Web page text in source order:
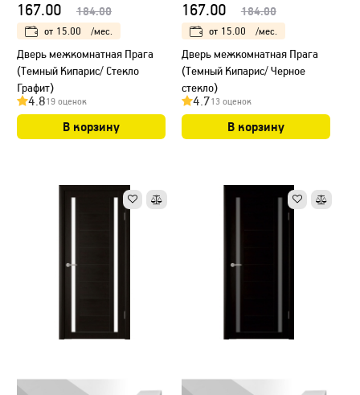
167.00 184.00
от 15.00 /мес.
Дверь межкомнатная Прага
(Темный Кипарис/ Стекло
Графит)
4.819 оценок
В корзину
167.00 184.00
от 15.00 /мес.
Дверь межкомнатная Прага
(Темный Кипарис/ Черное
стекло)
4.713 оценок
В корзину